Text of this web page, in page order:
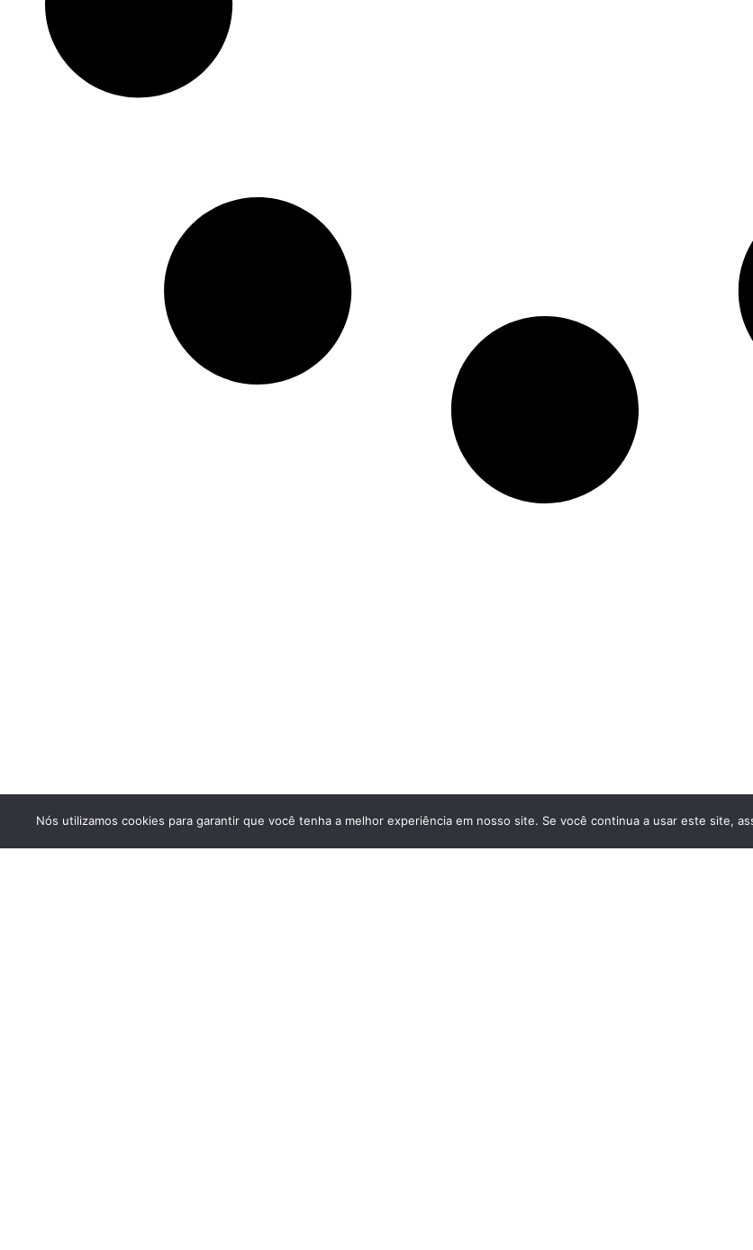
Nós utilizamos cookies para garantir que você tenha a melhor experiência em nosso site. Se você continua a usar este site,